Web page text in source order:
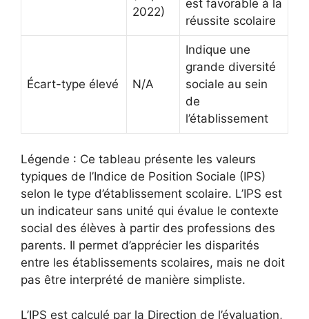
2022)
est favorable à la
réussite scolaire
Écart-type élevé N/A
Indique une
grande diversité
sociale au sein
de
l’établissement
Légende : Ce tableau présente les valeurs
typiques de l’Indice de Position Sociale (IPS)
selon le type d’établissement scolaire. L’IPS est
un indicateur sans unité qui évalue le contexte
social des élèves à partir des professions des
parents. Il permet d’apprécier les disparités
entre les établissements scolaires, mais ne doit
pas être interprété de manière simpliste.
L’IPS est calculé par la Direction de l’évaluation,